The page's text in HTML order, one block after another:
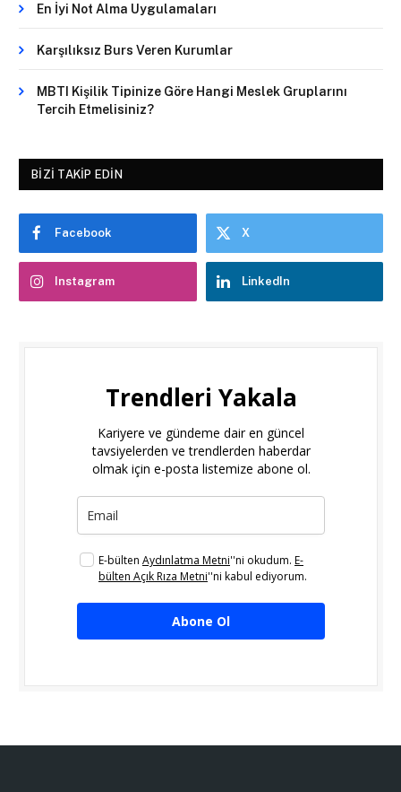
En İyi Not Alma Uygulamaları
Karşılıksız Burs Veren Kurumlar
MBTI Kişilik Tipinize Göre Hangi Meslek Gruplarını
Tercih Etmelisiniz?
BIZI TAKIP EDIN
Facebook X
Instagram LinkedIn
Trendleri Yakala
Kariyere ve gündeme dair en güncel
tavsiyelerden ve trendlerden haberdar
olmak için e-posta listemize abone ol.
E-bülten Aydınlatma Metni''ni okudum. E-
bülten Açık Rıza Metni''ni kabul ediyorum.
Abone Ol